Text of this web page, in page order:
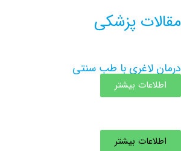
مقالات پزشکی
درمان لاغری با طب سنتی
اطلاعات بیشتر
اطلاعات بیشتر